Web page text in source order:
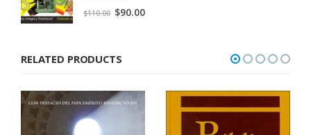
out of 5
$110.00 Original
$110.00.
$90.00Current
RELATED PRODUCTS